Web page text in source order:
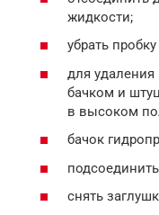
жидкости;
убрать
для
бачком и
в высоком
бачок
снять